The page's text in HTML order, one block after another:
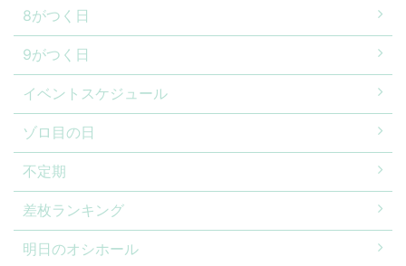
8がつく日
9がつく日
イベントスケジュール
ゾロ目の日
不定期
差枚ランキング
明日のオシホール